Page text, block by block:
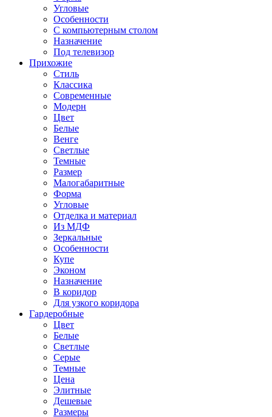
Угловые
Особенности
С компьютерным столом
Назначение
Под телевизор
Прихожие
Стиль
Классика
Современные
Модерн
Цвет
Белые
Венге
Светлые
Темные
Размер
Малогабаритные
Форма
Угловые
Отделка и материал
Из МДФ
Зеркальные
Особенности
Купе
Эконом
Назначение
В коридор
Для узкого коридора
Гардеробные
Цвет
Белые
Светлые
Серые
Темные
Цена
Элитные
Дешевые
Размеры